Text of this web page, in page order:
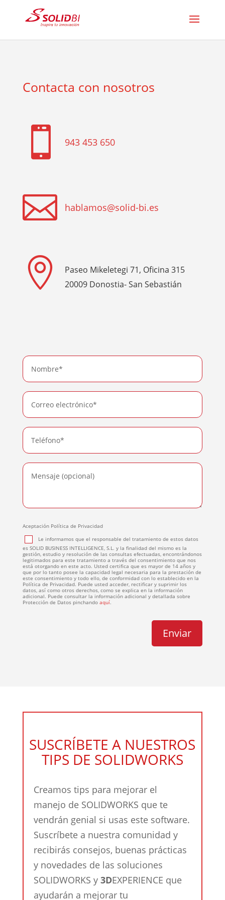
Contacta con nosotros
 943 453 650
 hablamos@solid-bi.es

Paseo Mikeletegi 71, Oficina 315
20009 Donostia- San Sebastián
Aceptación Política de Privacidad
Le informamos que el responsable del tratamiento de estos datos
es SOLID BUSINESS INTELLIGENCE, S.L. y la finalidad del mismo es la
gestión, estudio y resolución de las consultas efectuadas, encontrándonos
legitimados para este tratamiento a través del consentimiento que nos
está otorgando en este acto. Usted certifica que es mayor de 14 años y
que por lo tanto posee la capacidad legal necesaria para la prestación de
este consentimiento y todo ello, de conformidad con lo establecido en la
Política de Privacidad. Puede usted acceder, rectificar y suprimir los
datos, así como otros derechos, como se explica en la información
adicional. Puede consultar la información adicional y detallada sobre
Protección de Datos pinchando aquí.
SUSCRÍBETE A NUESTROS
TIPS DE SOLIDWORKS
Creamos tips para mejorar el
manejo de SOLIDWORKS que te
vendrán genial si usas este software.
Suscríbete a nuestra comunidad y
recibirás consejos, buenas prácticas
y novedades de las soluciones
SOLIDWORKS y3DEXPERIENCE que
ayudarán a mejorar tu